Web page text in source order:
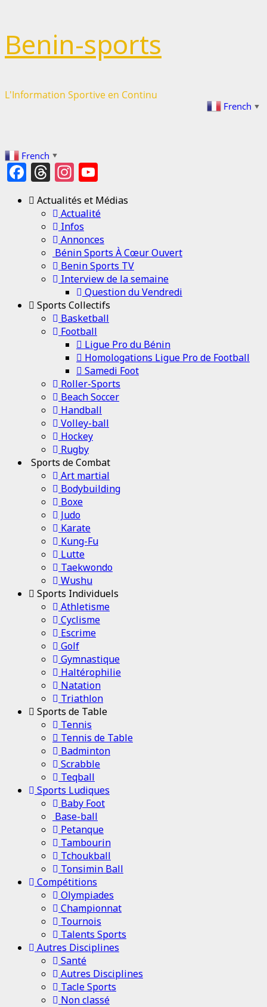
au
contenu
Benin-sports
L'Information Sportive en Continu
French ▼
French ▼
Facebook
Threads
Instagram
Channel
Actualités et Médias
Actualité
Infos
Annonces
Bénin Sports À Cœur Ouvert
Benin Sports TV
Interview de la semaine
Question du Vendredi
Sports Collectifs
Basketball
Football
Ligue Pro du Bénin
Homologations Ligue Pro de Football
Samedi Foot
Roller-Sports
Beach Soccer
Handball
Volley-ball
Hockey
Rugby
Sports de Combat
Art martial
Bodybuilding
Boxe
Judo
Karate
Kung-Fu
Lutte
Taekwondo
Wushu
Sports Individuels
Athletisme
Cyclisme
Escrime
Golf
Gymnastique
Haltérophilie
Natation
Triathlon
Sports de Table
Tennis
Tennis de Table
Badminton
Scrabble
Teqball
Sports Ludiques
Baby Foot
Base-ball
Petanque
Tambourin
Tchoukball
Tonsimin Ball
Compétitions
Olympiades
Championnat
Tournois
Talents Sports
Autres Disciplines
Santé
Autres Disciplines
Tacle Sports
Non classé